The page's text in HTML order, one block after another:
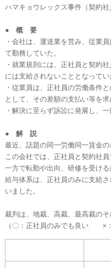
ハマキョウレックス事件（契約
● 概 要
・会社は、運送業を営み、従業
て勤務していた。
・就業規則には、正社員と契約
には支給されないこととなってい
・従業員は、正社員の労働条件
として、その差額の支払い等を求
・解決に至らず訴訟に発展し、
● 解 説
最近、話題の同一労働同一賃金の
この会社では、正社員と契約社員
一方で転勤や出向、研修を受け
給与体系は、正社員のみに支給
いました。
裁判は、地裁、高裁、最高裁の
（〇：正社員のみでも良い ×：